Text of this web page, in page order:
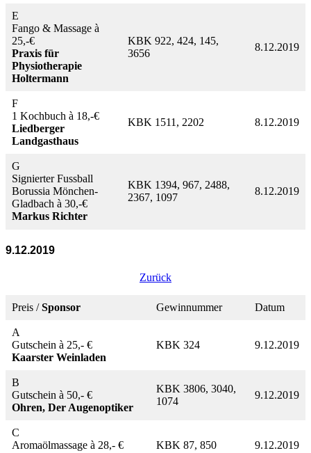
E
Fango & Massage à
25,-€
Praxis für
Physiotherapie
Holtermann
KBK 922, 424, 145,
3656
8.12.2019
F
1 Kochbuch à 18,-€
Liedberger
Landgasthaus
KBK 1511, 2202 8.12.2019
G
Signierter Fussball
Borussia Mönchen-
Gladbach à 30,-€
Markus Richter
KBK 1394, 967, 2488,
2367, 1097
8.12.2019
9.12.2019
Zurück
Preis /Sponsor Gewinnummer Datum
A
Gutschein à 25,- €
Kaarster Weinladen
KBK 324 9.12.2019
B
Gutschein à 50,- €
Ohren, Der Augenoptiker
KBK 3806, 3040,
1074
9.12.2019
C
Aromaölmassage à 28,- €
KBK 87, 850 9.12.2019